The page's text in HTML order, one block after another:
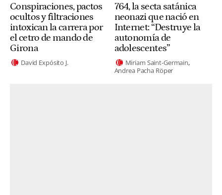
Conspiraciones, pactos
ocultos y filtraciones
intoxican la carrera por
el cetro de mando de
Girona
David Expósito J.
764, la secta satánica
neonazi que nació en
Internet: “Destruye la
autonomía de
adolescentes”
Miriam Saint-Germain
Andrea Pacha Röper